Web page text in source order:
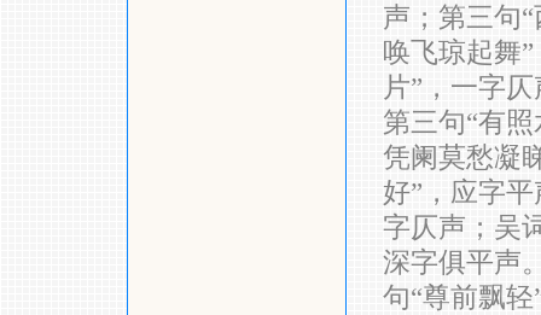
声；第三句
唤飞琼起舞
片”，一字
第三句“有
凭阑莫愁凝
好”，应字
字仄声；吴
深字俱平声
句“尊前飘